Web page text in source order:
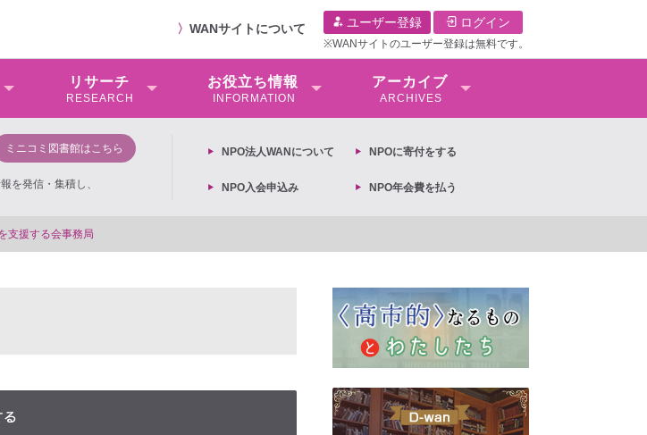
〉 WANサイトについて ユーザー登録 ログイン
※WANサイトのユーザー登録は無料です。
リサーチ
RESEARCH
お役⽴ち情報
INFORMATION
アーカイブ
ARCHIVES
ミニコミ図書館はこちら
を発信・集積し、
NPO法⼈WANについて NPOに寄付をする
NPO入会申込み NPO年会費を払う
年3月13日第6次男女共同参画基本計画の閣議決定への抗議文 ◆女性差別撤廃条約実現アクション 亀永能布子